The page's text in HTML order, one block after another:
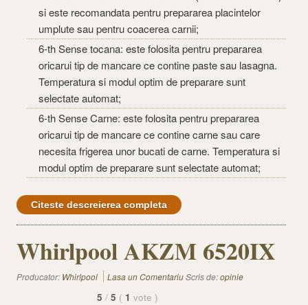
si este recomandata pentru prepararea placintelor
umplute sau pentru coacerea carnii;
6-th Sense tocana: este folosita pentru prepararea
oricarui tip de mancare ce contine paste sau lasagna.
Temperatura si modul optim de preparare sunt
selectate automat;
6-th Sense Carne: este folosita pentru prepararea
oricarui tip de mancare ce contine carne sau care
necesita frigerea unor bucati de carne. Temperatura si
modul optim de preparare sunt selectate automat;
Citeste descreierea completa
Whirlpool AKZM 6520IX
Producator: Whirlpool Lasa un ComentariuScris de:opinie
5 / 5 ( 1 vote )